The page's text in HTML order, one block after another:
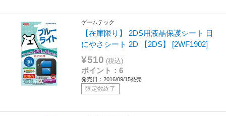
ゲームテック
【在庫限り】 2DS用液晶保護シート 目
にやさシート 2D 【2DS】 [2WF1902]
¥510 (税込)
ポイント：6
発売日：2016/09/15発売
限定数終了